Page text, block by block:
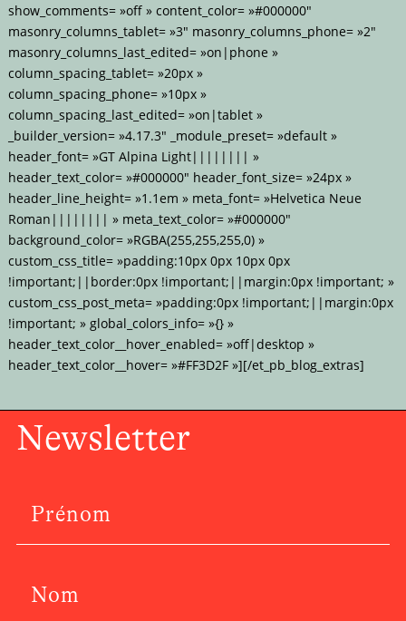
show_comments= »off » content_color= »#000000″
masonry_columns_tablet= »3″ masonry_columns_phone= »2″
masonry_columns_last_edited= »on|phone »
column_spacing_tablet= »20px »
column_spacing_phone= »10px »
column_spacing_last_edited= »on|tablet »
_builder_version= »4.17.3″ _module_preset= »default »
header_font= »GT Alpina Light|||||||| »
header_text_color= »#000000″ header_font_size= »24px »
header_line_height= »1.1em » meta_font= »Helvetica Neue
Roman|||||||| » meta_text_color= »#000000″
background_color= »RGBA(255,255,255,0) »
custom_css_title= »padding:10px 0px 10px 0px
!important;||border:0px !important;||margin:0px !important; »
custom_css_post_meta= »padding:0px !important;||margin:0px
!important; » global_colors_info= »{} »
header_text_color__hover_enabled= »off|desktop »
header_text_color__hover= »#FF3D2F »][/et_pb_blog_extras]
Newsletter